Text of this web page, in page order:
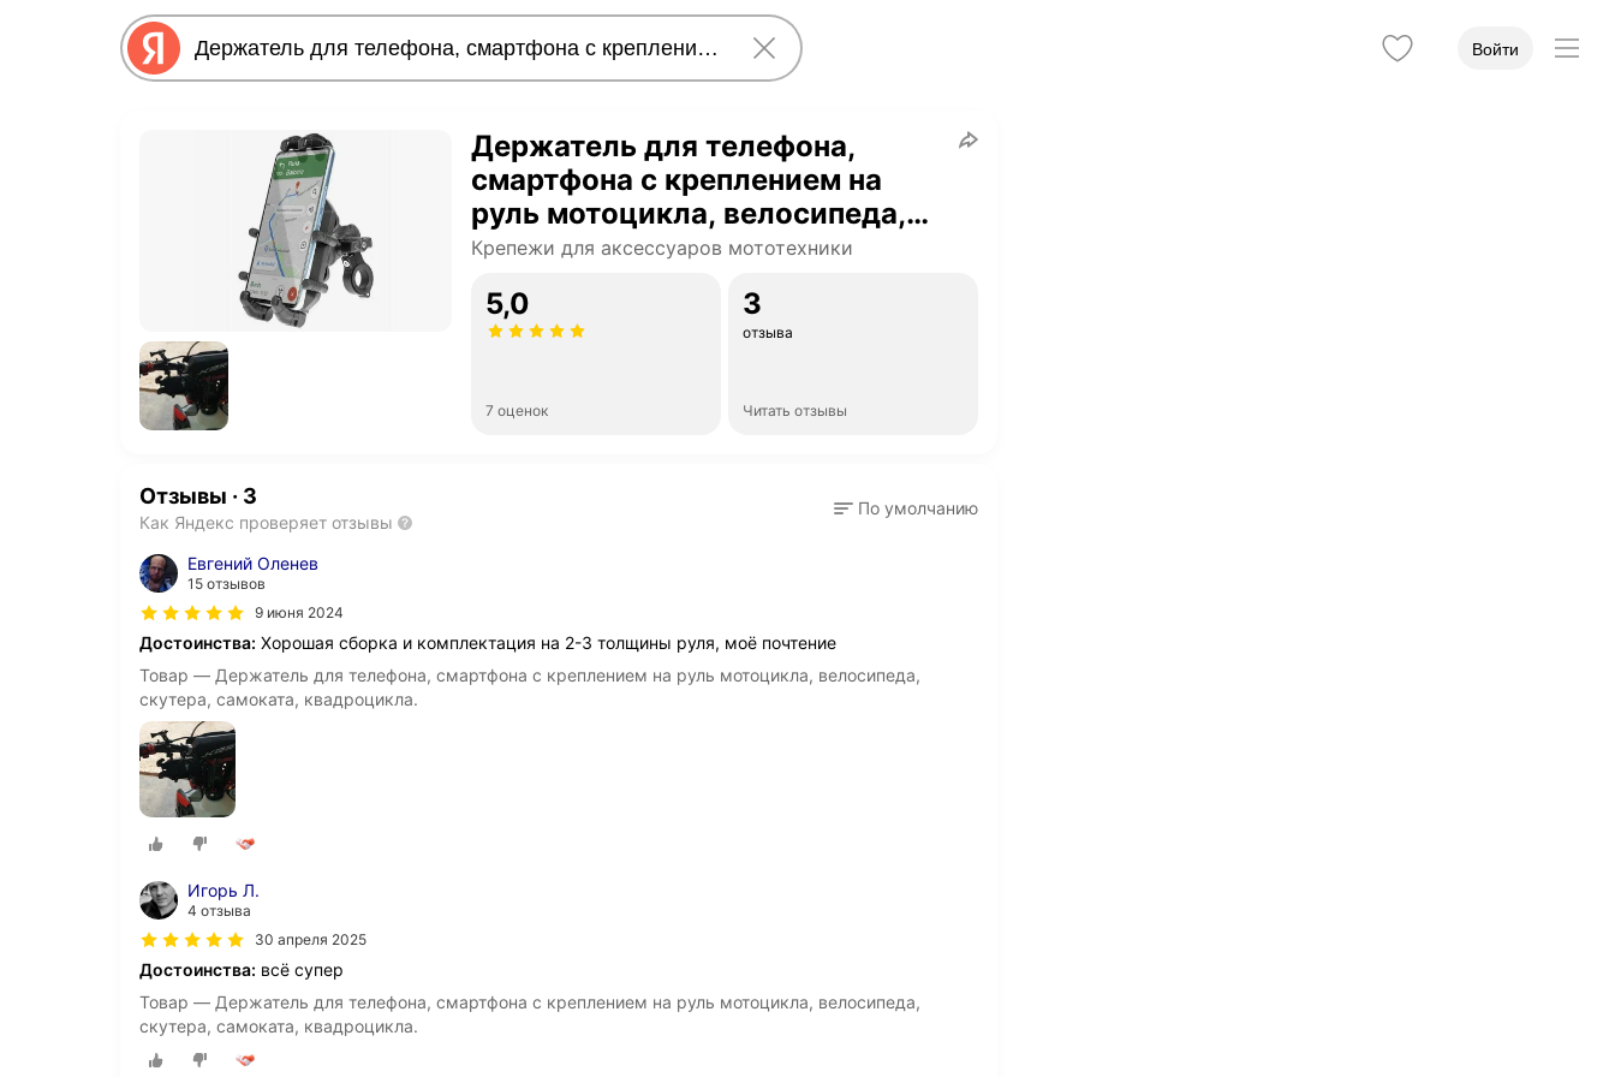
Войти
Держатель для телефона,
смартфона с креплением на
руль мотоцикла, велосипеда,
скутера, самоката,
Крепежи для аксессуаров мототехники
5,0
7 оценок
3
отзыва
Читать отзывы
Отзывы · 3
Как Яндекс проверяет отзывы
По умолчанию
Евгений Оленев
15 отзывов
9 июня 2024
Достоинства: Хорошая сборка и комплектация на 2-3 толщины руля, моё почтение
Товар — Держатель для телефона, смартфона с креплением на руль мотоцикла, велосипеда,
скутера, самоката, квадроцикла.
Игорь Л.
4 отзыва
30 апреля 2025
Достоинства: всё супер
Товар — Держатель для телефона, смартфона с креплением на руль мотоцикла, велосипеда,
скутера, самоката, квадроцикла.